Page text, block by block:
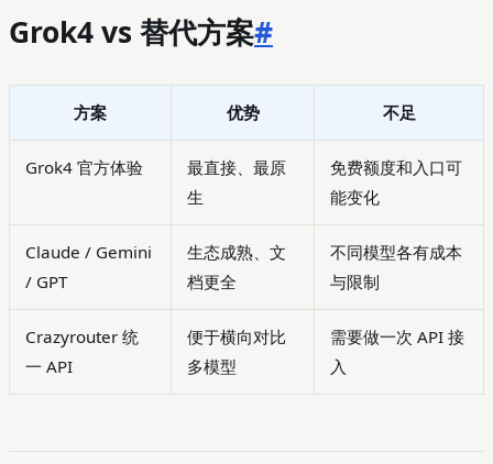
Grok4 vs 替代方案#
方案 优势 不足
Grok4 官方体验
最直接、最原
生
免费额度和入口可
能变化
Claude / Gemini
/ GPT
生态成熟、文
档更全
不同模型各有成本
与限制
Crazyrouter 统
一 API
便于横向对比
多模型
需要做一次 API 接
入